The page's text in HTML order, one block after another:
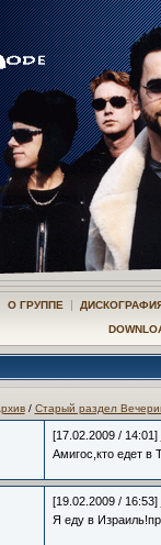
О ГРУППЕ |
/ Старый раздел
[17.02.2009 / 14:01]
Амигос,кто едет в
[19.02.2009 / 16:53]
Я еду в